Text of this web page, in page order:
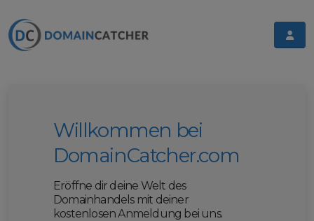
Willkommen bei
DomainCatcher.com
Eröffne dir deine Welt des
Domainhandels mit deiner
kostenlosen Anmeldung bei uns.